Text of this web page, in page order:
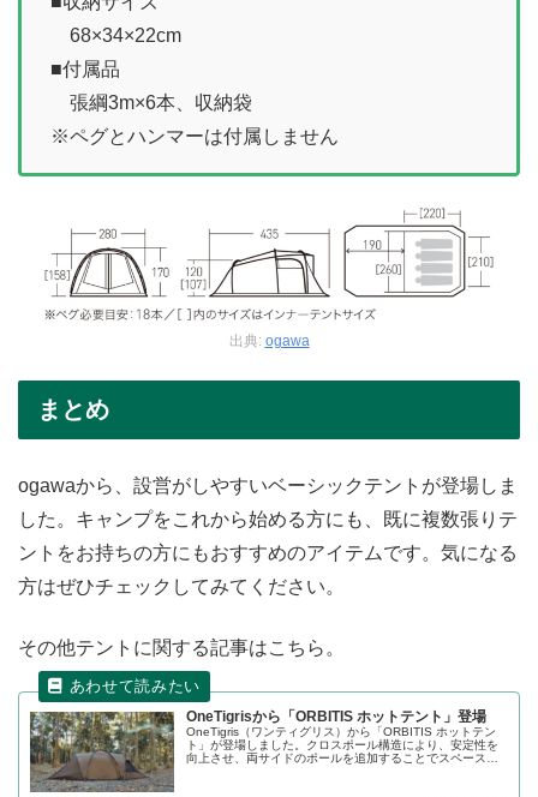
68×34×22cm
■付属品
張綱3m×6本、収納袋
※ペグとハンマーは付属しません
出典: ogawa
まとめ
ogawaから、設営がしやすいベーシックテントが登場しま
した。キャンプをこれから始める方にも、既に複数張りテ
ントをお持ちの方にもおすすめのアイテムです。気になる
方はぜひチェックしてみてください。
その他テントに関する記事はこちら。
OneTigrisから「ORBITIS ホットテント」登場
OneTigris（ワンティグリス）から「ORBITIS ホットテン
ト」が登場しました。クロスポール構造により、安定性を
向上させ、両サイドのポールを追加することでスペースを